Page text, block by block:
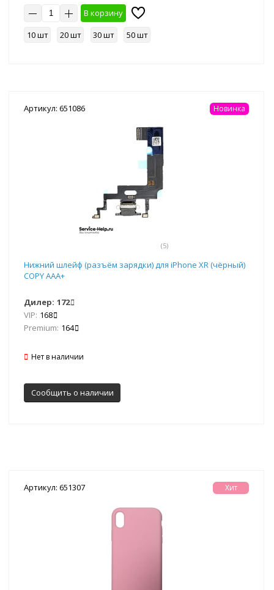
В корзину
10 шт
20 шт 30 шт 50 шт
Артикул: 651086
(5)
Новинка
Нижний шлейф (разъём зарядки) для iPhone XR (чёрный)
COPY AAA+
Дилер: 172
VIP: 168
Premium: 164
Нет в наличии
Сообщить о наличии
Артикул: 651307 Хит